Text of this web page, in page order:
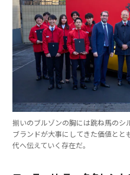
揃いのブルゾンの胸には跳ね馬のシ
ブランドが大事にしてきた価値と
代へ伝えていく存在だ。